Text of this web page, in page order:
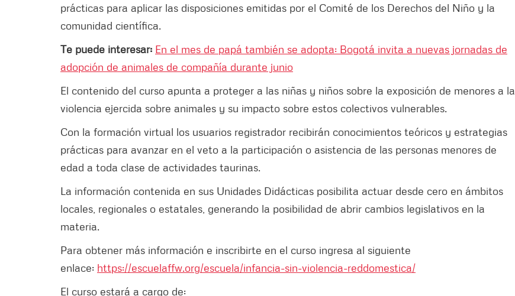
prácticas para aplicar las disposiciones emitidas por el Comité de los Derechos del Niño y la
comunidad científica.
Te puede interesar: En el mes de papá también se adopta: Bogotá invita a nuevas jornadas de
adopción de animales de compañía durante junio
El contenido del curso apunta a proteger a las niñas y niños sobre la exposición de menores a la
violencia ejercida sobre animales y su impacto sobre estos colectivos vulnerables.
Con la formación virtual los usuarios registrador recibirán conocimientos teóricos y estrategias
prácticas para avanzar en el veto a la participación o asistencia de las personas menores de
edad a toda clase de actividades taurinas.
La información contenida en sus Unidades Didácticas posibilita actuar desde cero en ámbitos
locales, regionales o estatales, generando la posibilidad de abrir cambios legislativos en la
materia.
Para obtener más información e inscribirte en el curso ingresa al siguiente
enlace: https://escuelaffw.org/escuela/infancia-sin-violencia-reddomestica/
El curso estará a cargo de: